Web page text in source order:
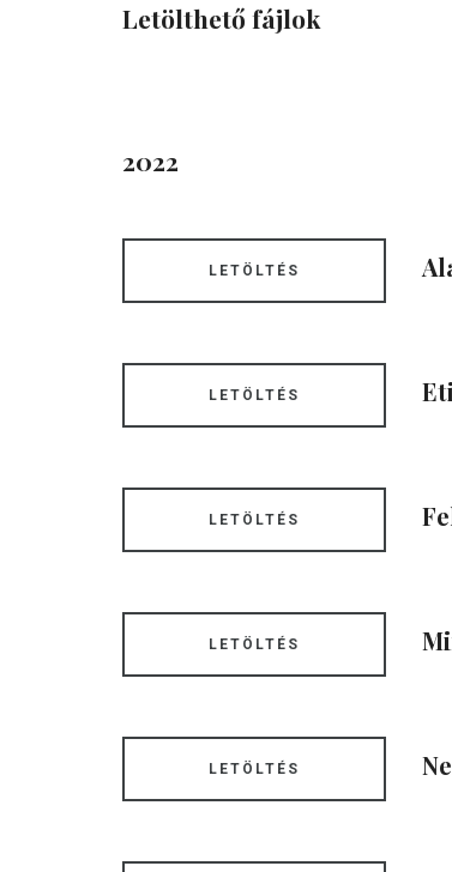
Letölthető fájlok
2022
LETÖLTÉS
LETÖLTÉS
LETÖLTÉS
LETÖLTÉS
LETÖLTÉS